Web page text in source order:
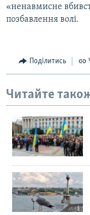
«ненавмисне
позбавлення волі.
Поділитись
Читайте